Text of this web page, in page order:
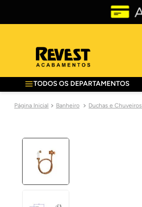
TODOS OS DEPARTAMENTOS
Banheiro Duchas e Chuveiros